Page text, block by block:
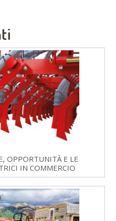
OPPORTUNITÀ E LE
IN COMMERCIO